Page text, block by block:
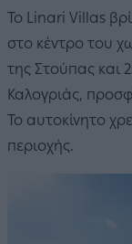
Το Linari Villas
στο κέντρο του
της Στούπας και
Καλογριάς,
Το αυτοκίνητο
περιοχής.